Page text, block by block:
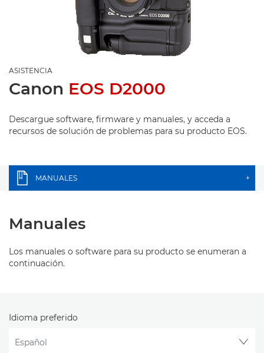
ASISTENCIA
Canon EOS D2000
Descargue software, firmware y manuales, y acceda a
recursos de solución de problemas para su producto EOS.
MANUALES +
Manuales
Los manuales o software para su producto se enumeran a
continuación.
Idioma preferido